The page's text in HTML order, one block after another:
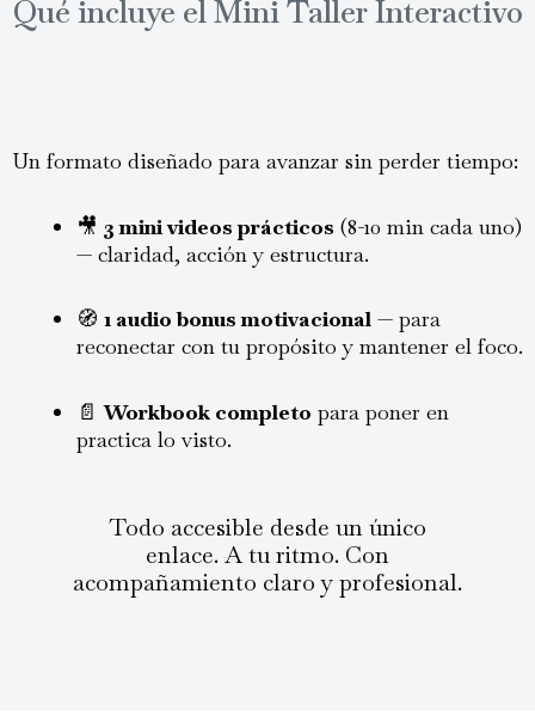
Qué incluye el Mini Taller Interactivo
Un formato diseñado para avanzar sin perder tiempo:
🎥 3 mini videos prácticos (8-10 min cada uno)
— claridad, acción y estructura.
🧭 1 audio bonus motivacional — para
reconectar con tu propósito y mantener el foco.
📄Workbook completo para poner en
practica lo visto.
Todo accesible desde un único
enlace. A tu ritmo. Con
acompañamiento claro y profesional.